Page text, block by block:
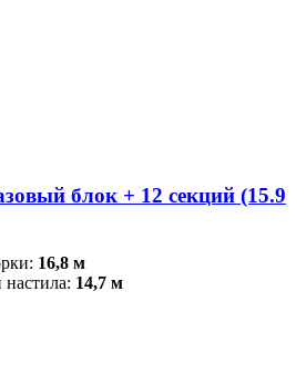
блок + 12 секций (15.9
16,8 м
14,7 м